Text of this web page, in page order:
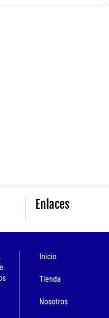
Enlaces
Inicio
Tienda
Nosotros